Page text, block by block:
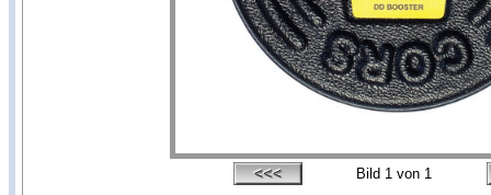
Bild 1 von 1